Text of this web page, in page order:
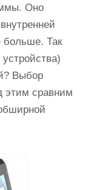
Оно
больше. Так
Выбор
этим сравним